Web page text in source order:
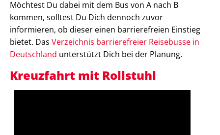
Möchtest Du dabei mit dem Bus von A nach B
kommen, solltest Du Dich dennoch zuvor
informieren, ob dieser einen barrierefreien Einstieg
bietet. Das Verzeichnis barrierefreier Reisebusse in
Deutschland unterstützt Dich bei der Planung.
Kreuzfahrt mit Rollstuhl